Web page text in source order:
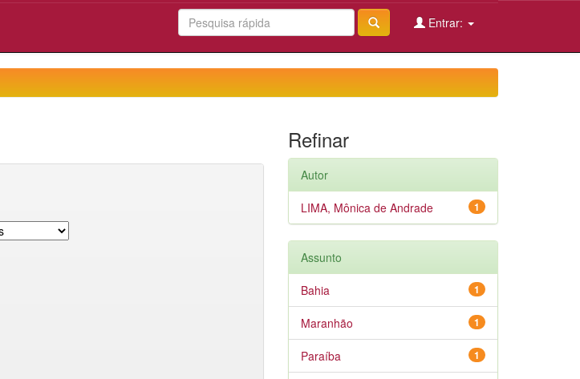
Entrar:
Refinar
Autor
1
LIMA, Mônica de Andrade
Assunto
1
Bahia
1
Maranhão
1
Paraíba